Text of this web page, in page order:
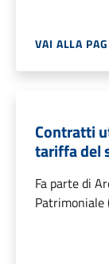
VAI ALLA
Contratti
tariffa del
Fa parte di
Patrimoniale